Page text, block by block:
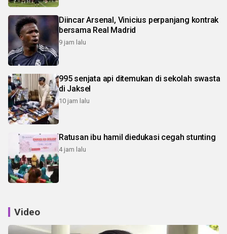
Diincar Arsenal, Vinicius perpanjang kontrak
bersama Real Madrid
9 jam lalu
995 senjata api ditemukan di sekolah swasta
di Jaksel
10 jam lalu
Ratusan ibu hamil diedukasi cegah stunting
4 jam lalu
Video